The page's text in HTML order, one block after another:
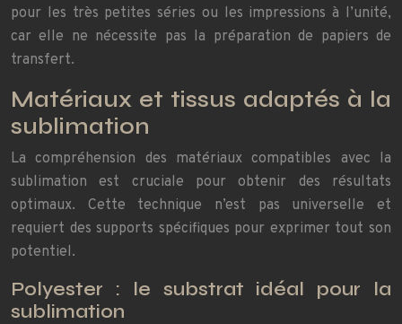
pour les très petites séries ou les impressions à l’unité,
car elle ne nécessite pas la préparation de papiers de
transfert.
Matériaux et tissus adaptés à la
sublimation
La compréhension des matériaux compatibles avec la
sublimation est cruciale pour obtenir des résultats
optimaux. Cette technique n’est pas universelle et
requiert des supports spécifiques pour exprimer tout son
potentiel.
Polyester : le substrat idéal pour la
sublimation